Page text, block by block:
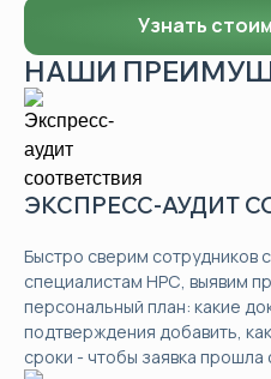
Узнать
НАШИ
ЭКСПРЕСС-АУДИТ
Быстро сверим сотрудников
специалистам НРС, выявим
персональный план: какие
подтверждения добавить,
сроки - чтобы заявка прошла